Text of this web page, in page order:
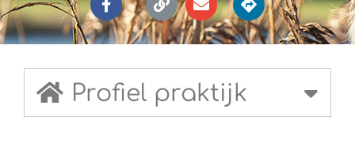
Profiel praktijk